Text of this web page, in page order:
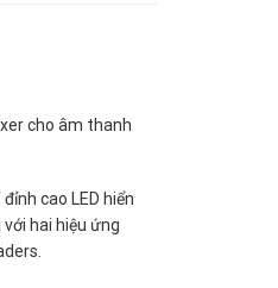
cho âm thanh
cao LED hiển
hai hiệu ứng